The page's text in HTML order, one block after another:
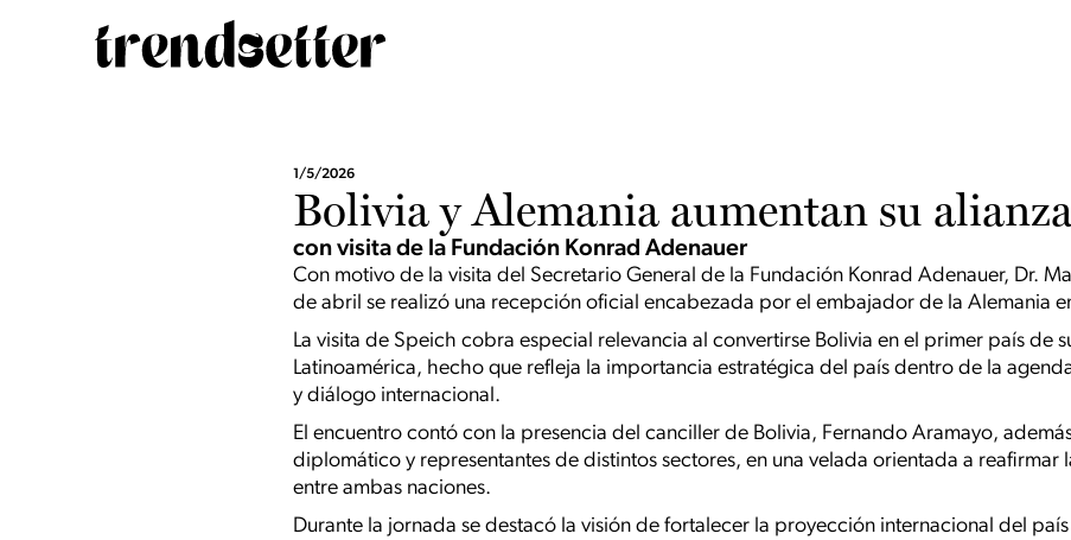
1/5/2026
Bolivia y Alemania aumentan su
con visita de la Fundación Konrad Adenauer
Con motivo de la visita del Secretario General de la Fundación Konrad Adenauer, Dr.
de abril se realizó una recepción oficial encabezada por el embajador de la Alemania
La visita de Speich cobra especial relevancia al convertirse Bolivia en el primer país de
Latinoamérica, hecho que refleja la importancia estratégica del país dentro de la
y diálogo internacional.
El encuentro contó con la presencia del canciller de Bolivia, Fernando Aramayo,
diplomático y representantes de distintos sectores, en una velada orientada a reafirmar
entre ambas naciones.
Durante la jornada se destacó la visión de fortalecer la proyección internacional del